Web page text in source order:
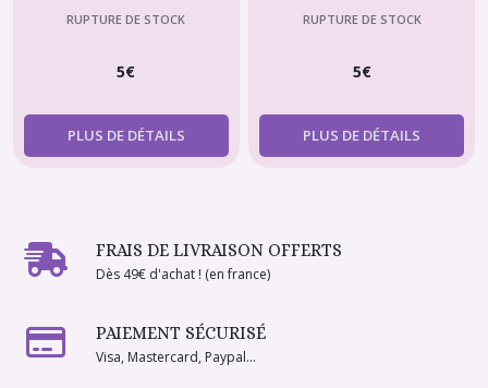
Barbie , boucles d'oreille
et toupie en cristal
RUPTURE DE STOCK
5€
PLUS DE DÉTAILS
Collier de perles et
assorties
RUPTURE DE STOCK
5€
PLUS DE DÉTAILS
FRAIS DE LIVRAISON OFFERTS
Dès 49€ d'achat ! (en france)
PAIEMENT SÉCURISÉ
Visa, Mastercard, Paypal...